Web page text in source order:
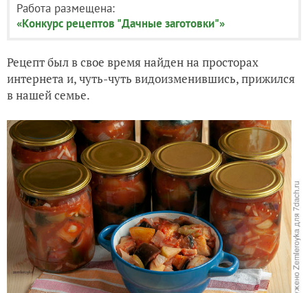
Работа размещена:
«Конкурс рецептов "Дачные заготовки"»
Рецепт был в свое время найден на просторах
интернета и, чуть-чуть видоизменившись, прижился
в нашей семье.